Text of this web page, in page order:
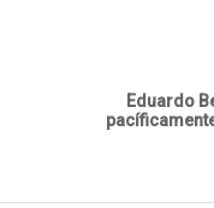
Eduardo